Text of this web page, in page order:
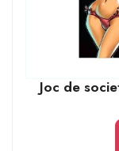
Joc de